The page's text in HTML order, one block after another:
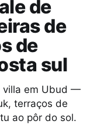
de
de
de
sul
villa em Ubud —
terraços de
ao pôr do sol.